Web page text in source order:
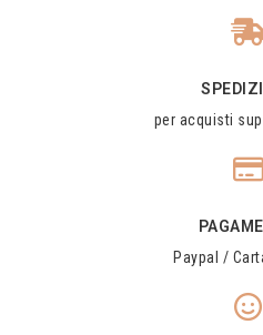
per acquisti
Paypal /